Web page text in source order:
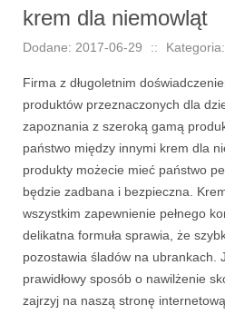
krem dla niemowląt
Dodane: 2017-06-29 ::
Firma z długoletnim
produktów przeznaczonych dla
zapoznania z szeroką gamą
państwo między innymi krem dla
produkty możecie mieć państwo
będzie zadbana i bezpieczna.
wszystkim zapewnienie pełnego
delikatna formuła sprawia, że
pozostawia śladów na ubrankach.
prawidłowy sposób o nawilżenie
zajrzyj na naszą stronę internetową.